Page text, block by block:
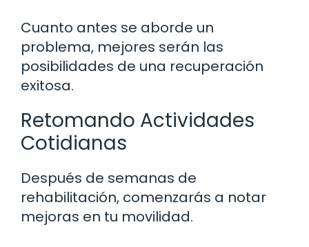
Cuanto antes se aborde un
problema, mejores serán las
posibilidades de una recuperación
exitosa.
Retomando Actividades
Cotidianas
Después de semanas de
rehabilitación, comenzarás a notar
mejoras en tu movilidad.